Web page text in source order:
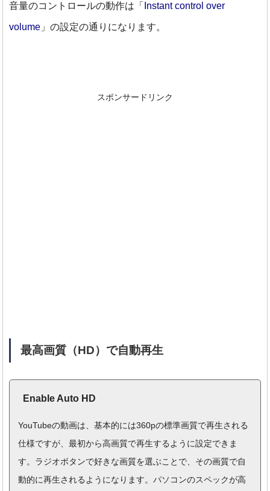
音量のコントロールの動作は「 Instant control over
volume 」の設定の通りになります。
スポンサードリンク
最高画質（HD）で自動再生
Enable Auto HD
YouTubeの動画は、基本的には360pの標準画質で再生される
仕様ですが、最初から高画質で再生するように設定できま
す。ラジオボタンで好きな画質を選ぶことで、その画質で自
動的に再生されるようになります。パソコンのスペックが高